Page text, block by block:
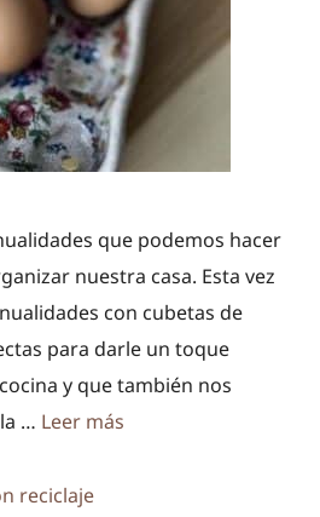
que podemos hacer
nuestra casa. Esta vez
con cubetas de
para darle un toque
y que también nos
… Leer más
reciclaje